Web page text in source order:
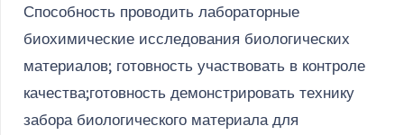
Способность проводить лабораторные
биохимические исследования биологических
материалов; готовность участвовать в контроле
качества;готовность демонстрировать технику
забора биологического материала для